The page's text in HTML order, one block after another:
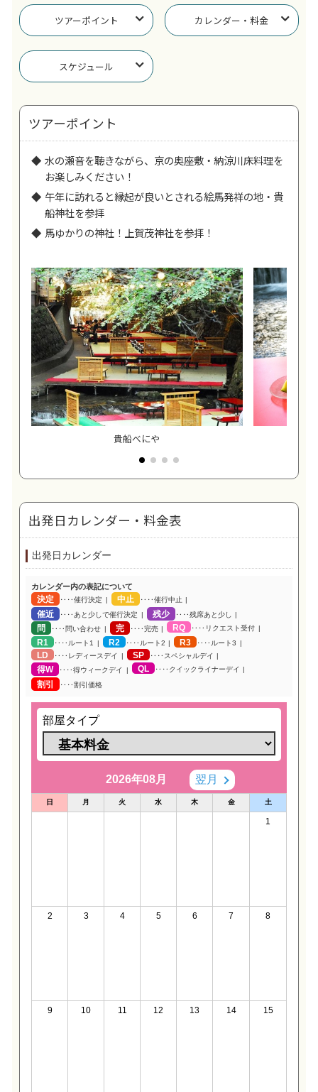
ツアーポイント カレンダー・料金
スケジュール
ツアーポイント
水の瀬音を聴きながら、京の奥座敷・納涼川床料理を
お楽しみください！
午年に訪れると縁起が良いとされる絵馬発祥の地・貴
船神社を参拝
馬ゆかりの神社！上賀茂神社を参拝！
貴船べにや
出発日カレンダー・料金表
出発日カレンダー
カレンダー内の表記について
決定 ‥‥催行決定 中止 ‥‥催行中止
催近 ‥‥あと少しで催行決定 残少 ‥‥残席あと少し
問 ‥‥問い合わせ 完 ‥‥完売 RQ ‥‥リクエスト受付
R1 ‥‥ルート1 R2 ‥‥ルート2 R3 ‥‥ルート3
LD ‥‥レディースデイ SP ‥‥スペシャルデイ
得W ‥‥得ウィークデイ QL ‥‥クイックライナーデイ
割引 ‥‥割引価格